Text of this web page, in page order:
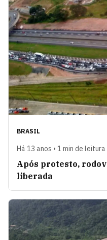
BRASIL
Há 13 anos • 1 min de leitura
Após protesto,
liberada